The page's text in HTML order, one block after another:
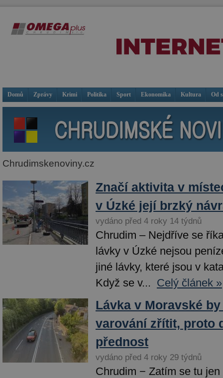
Domů Zprávy Krimi Politika Sport Ekonomika Kultura Od
Chrudimskenoviny.cz
Značí aktivita v
v Úzké její brzký
vydáno před 4 roky 14 týdnů
Chrudim – Nejdříve se
lávky v Úzké nejsou
jiné lávky, které jsou v
Když se v... Celý článek »
Lávka v Moravské
varování zřítit, proto
přednost
vydáno před 4 roky 29 týdnů
Chrudim − Zatím se tu